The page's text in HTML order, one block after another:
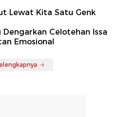
Lewat Kita Satu Genk
Dengarkan Celotehan Issa
Emosional